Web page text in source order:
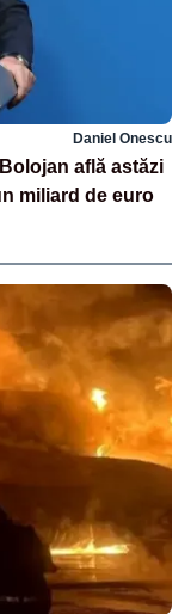
Daniel Onescu
află astăzi
miliard de euro